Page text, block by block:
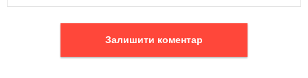
Залишити коментар